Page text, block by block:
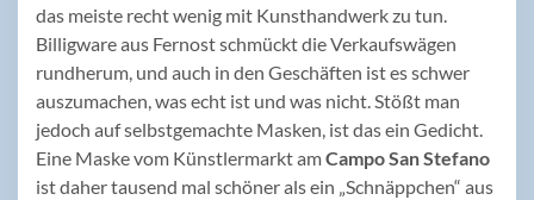
das meiste recht wenig mit Kunsthandwerk zu tun.
Billigware aus Fernost schmückt die Verkaufswägen
rundherum, und auch in den Geschäften ist es schwer
auszumachen, was echt ist und was nicht. Stößt man
jedoch auf selbstgemachte Masken, ist das ein Gedicht.
Eine Maske vom Künstlermarkt amCampo San Stefano
ist daher tausend mal schöner als ein „Schnäppchen“ aus